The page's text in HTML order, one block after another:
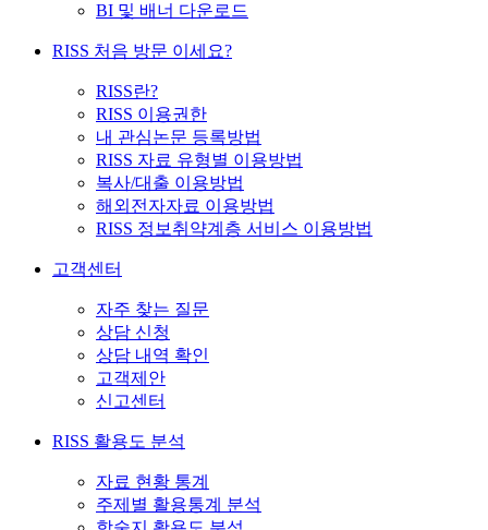
BI 및 배너 다운로드
RISS 처음 방문 이세요?
RISS란?
RISS 이용권한
내 관심논문 등록방법
RISS 자료 유형별 이용방법
복사/대출 이용방법
해외전자자료 이용방법
RISS 정보취약계층 서비스 이용방법
고객센터
자주 찾는 질문
상담 신청
상담 내역 확인
고객제안
신고센터
RISS 활용도 분석
자료 현황 통계
주제별 활용통계 분석